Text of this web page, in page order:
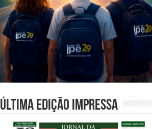
Última edição impressa